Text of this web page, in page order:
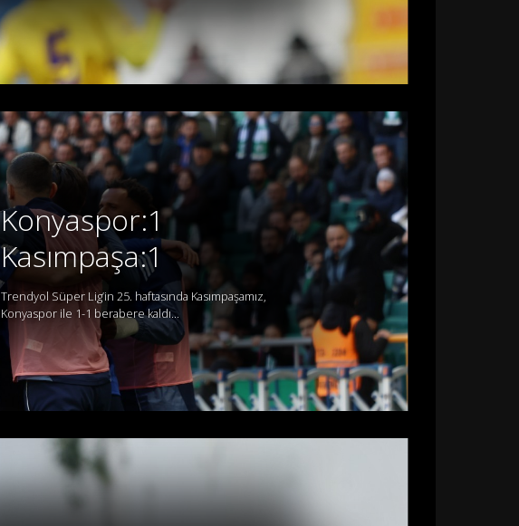
Konyaspor:1
Kasımpaşa:1
Trendyol Süper Lig’in 25. haftasında Kasımpaşamız,
Konyaspor ile 1-1 berabere kaldı...